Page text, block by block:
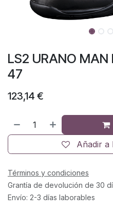
LS2 URANO MAN
47
123,14 €
Añadir a
Términos y condiciones
Grantía de devolución de 30
Envío: 2-3 días laborables